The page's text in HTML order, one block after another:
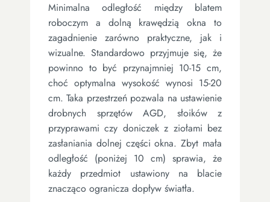
Minimalna odległość między blatem
roboczym a dolną krawędzią okna to
zagadnienie zarówno praktyczne, jak i
wizualne. Standardowo przyjmuje się, że
powinno to być przynajmniej 10-15 cm,
choć optymalna wysokość wynosi 15-20
cm. Taka przestrzeń pozwala na ustawienie
drobnych sprzętów AGD, słoików z
przyprawami czy doniczek z ziołami bez
zasłaniania dolnej części okna. Zbyt mała
odległość (poniżej 10 cm) sprawia, że
każdy przedmiot ustawiony na blacie
znacząco ogranicza dopływ światła.